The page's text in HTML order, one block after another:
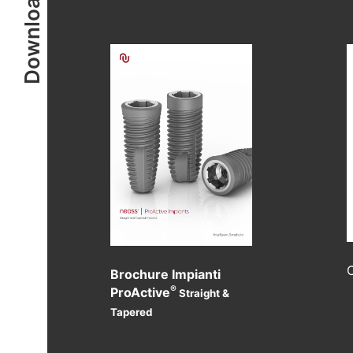
Download
Brochure Impianti
ProActive® Straight &
Tapered